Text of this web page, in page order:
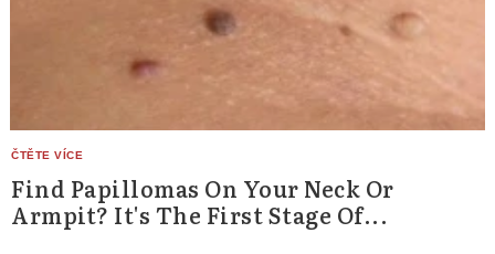
Find Papillomas On Your Neck Or
Armpit? It's The First Stage Of...